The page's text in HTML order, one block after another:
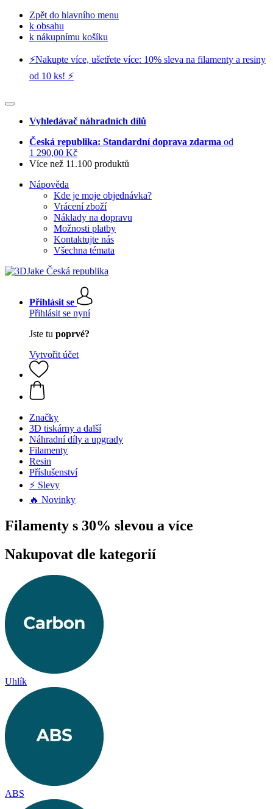
Zpět do hlavního menu
k obsahu
k nákupnímu košíku
⚡️Nakupte více, ušetřete více: 10% sleva na filamenty a resiny
od 10 ks! ⚡️
Vyhledávač náhradních dílů
Česká republika: Standardní doprava zdarma od
1 290,00 Kč
Více než 11.100 produktů
Nápověda
Kde je moje objednávka?
Vrácení zboží
Náklady na dopravu
Možnosti platby
Kontaktujte nás
Všechna témata
Přihlásit se
Přihlásit se nyní
Jste tu poprvé?
Vytvořit účet
Značky
3D tiskárny a další
Náhradní díly a upgrady
Filamenty
Resin
Příslušenství
⚡ Slevy
🔥 Novinky
Filamenty s 30% slevou a více
Nakupovat dle kategorií
Uhlík
ABS